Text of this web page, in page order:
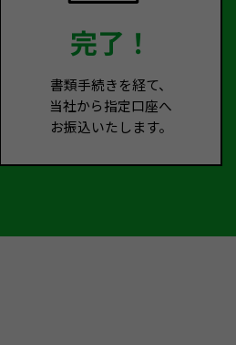
完了！
書類手続きを経て、
当社から指定口座へ
お振込いたします。